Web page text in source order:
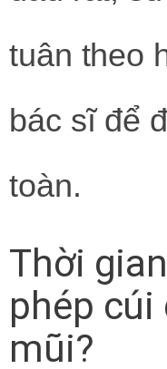
tuân theo
bác sĩ để
toàn.
Thời
phép cúi
mũi?